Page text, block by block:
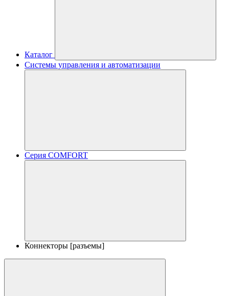
Каталог
Системы управления и автоматизации
Серия COMFORT
Коннекторы [разъемы]